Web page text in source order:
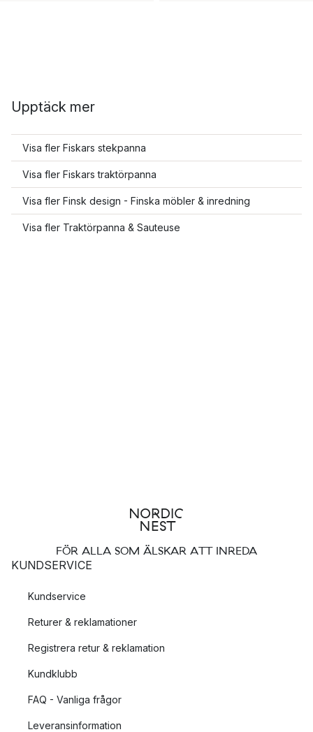
Upptäck mer
Visa fler Fiskars stekpanna
Visa fler Fiskars traktörpanna
Visa fler Finsk design - Finska möbler & inredning
Visa fler Traktörpanna & Sauteuse
FÖR ALLA SOM ÄLSKAR ATT INREDA
KUNDSERVICE
Kundservice
Returer & reklamationer
Registrera retur & reklamation
Kundklubb
FAQ - Vanliga frågor
Leveransinformation